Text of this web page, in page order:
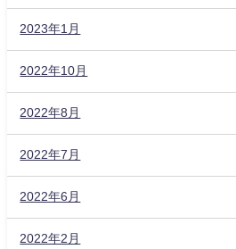
2023年1月
2022年10月
2022年8月
2022年7月
2022年6月
2022年2月